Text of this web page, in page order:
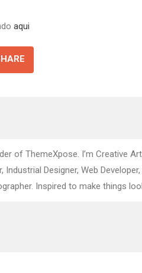
aqui
of ThemeXpose. I’m Creative
Industrial Designer, Web
Inspired to make things